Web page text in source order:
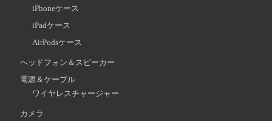
iPhoneケース
iPadケース
AirPodsケース
ヘッドフォン＆スピーカー
電源＆ケーブル
ワイヤレスチャージャー
カメラ